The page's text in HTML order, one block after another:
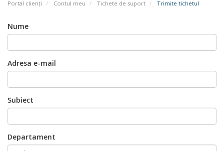
Portal clienți Contul meu Tichete de suport Trimite tichetul
Nume
Adresa e-mail
Subiect
Departament